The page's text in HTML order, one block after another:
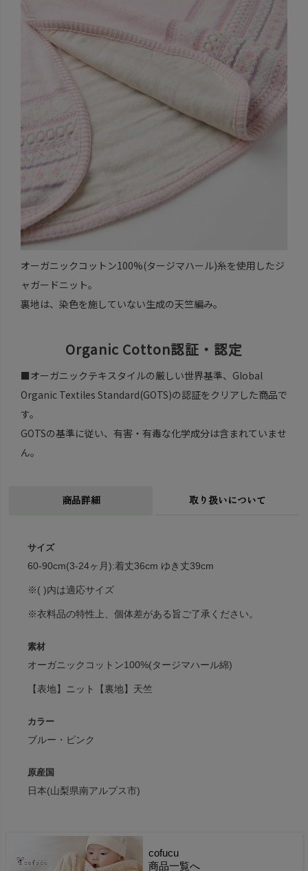
オーガニックコットン100%(タージマハール)糸を使用したジ
ャガードニット。
裏地は、染色を施していない生成の天竺編み。
Organic Cotton認証・認定
■オーガニックテキスタイルの厳しい世界基準、Global
Organic Textiles Standard(GOTS)の認証をクリアした商品で
す。
GOTSの基準に従い、有害・有毒な化学成分は含まれていませ
ん。
商品詳細 取り扱いについて
サイズ
60-90cm(3-24ヶ月):着丈36cm ゆき丈39cm
※( )内は適応サイズ
※衣料品の特性上、個体差がある旨ご了承ください。
素材
オーガニックコットン100%(タージマハール綿)
【表地】ニット【裏地】天竺
カラー
ブルー・ピンク
原産国
日本(山梨県南アルプス市)
cofucu
商品一覧へ